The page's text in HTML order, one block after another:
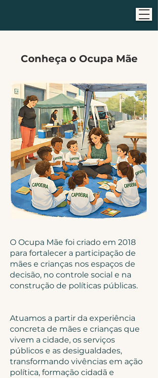
Conheça o Ocupa Mãe
O Ocupa Mãe foi criado em 2018
para fortalecer a participação de
mães e crianças nos espaços de
decisão, no controle social e na
construção de políticas públicas.
Atuamos a partir da experiência
concreta de mães e crianças que
vivem a cidade, os serviços
públicos e as desigualdades,
transformando vivências em ação
política, formação cidadã e